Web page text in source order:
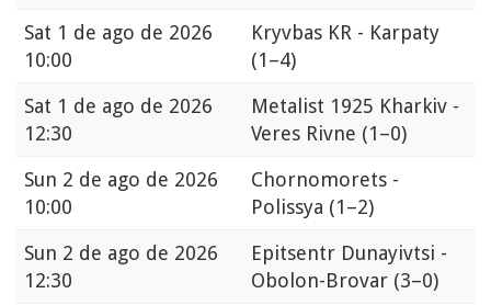
Sat 1 de ago de 2026
10:00
Kryvbas KR - Karpaty
(1–4)
Sat 1 de ago de 2026
12:30
Metalist 1925 Kharkiv -
Veres Rivne (1–0)
Sun 2 de ago de 2026
10:00
Chornomorets -
Polissya (1–2)
Sun 2 de ago de 2026
12:30
Epitsentr Dunayivtsi -
Obolon-Brovar (3–0)